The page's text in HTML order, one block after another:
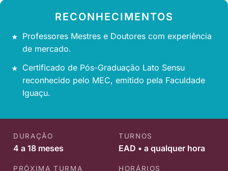
RECONHECIMENTOS
Professores Mestres e Doutores com experiência
de mercado.
Certificado de Pós-Graduação Lato Sensu
reconhecido pelo MEC, emitido pela Faculdade
Iguaçu.
DURAÇÃO
4 a 18 meses
TURNOS
EAD • a qualquer hora
PRÓXIMA TURMA HORÁRIOS